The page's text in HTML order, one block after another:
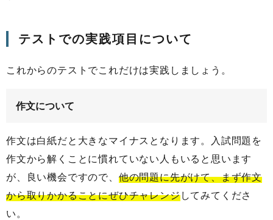
テストでの実践項目について
これからのテストでこれだけは実践しましょう。
作文について
作文は白紙だと大きなマイナスとなります。入試問題を
作文から解くことに慣れていない人もいると思います
が、良い機会ですので、 他の問題に先がけて、まず作文
から取りかかることにぜひチャレンジしてみてくださ
い。